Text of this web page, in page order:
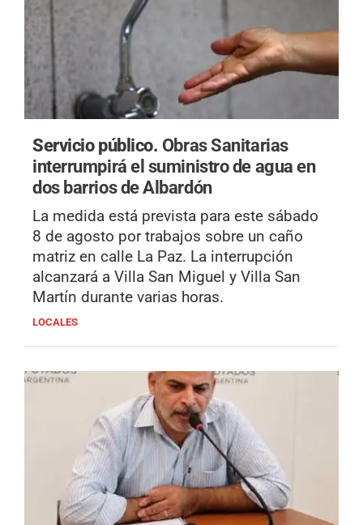
Servicio público. Obras Sanitarias
interrumpirá el suministro de agua en
dos barrios de Albardón
La medida está prevista para este sábado
8 de agosto por trabajos sobre un caño
matriz en calle La Paz. La interrupción
alcanzará a Villa San Miguel y Villa San
Martín durante varias horas.
LOCALES